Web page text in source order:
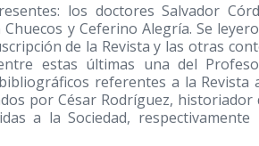
los doctores Salvador
Chuecos y Ceferino Alegría. Se
de la Revista y las otras
estas últimas una del
referentes a la Revista
por César Rodríguez,
a la Sociedad,